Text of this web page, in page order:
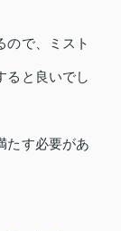
ので、ミスト
ると良いでし
たす必要があ